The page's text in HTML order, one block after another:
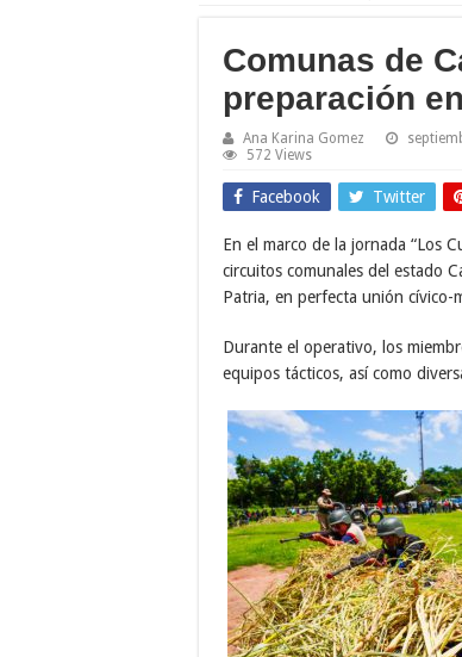
Comunas de
preparación
Ana Karina Gomez
572 Views
Facebook Twitter
En el marco de la jornada “Los
circuitos comunales del estado
Patria, en perfecta unión cívico-
Durante el operativo, los
equipos tácticos, así como